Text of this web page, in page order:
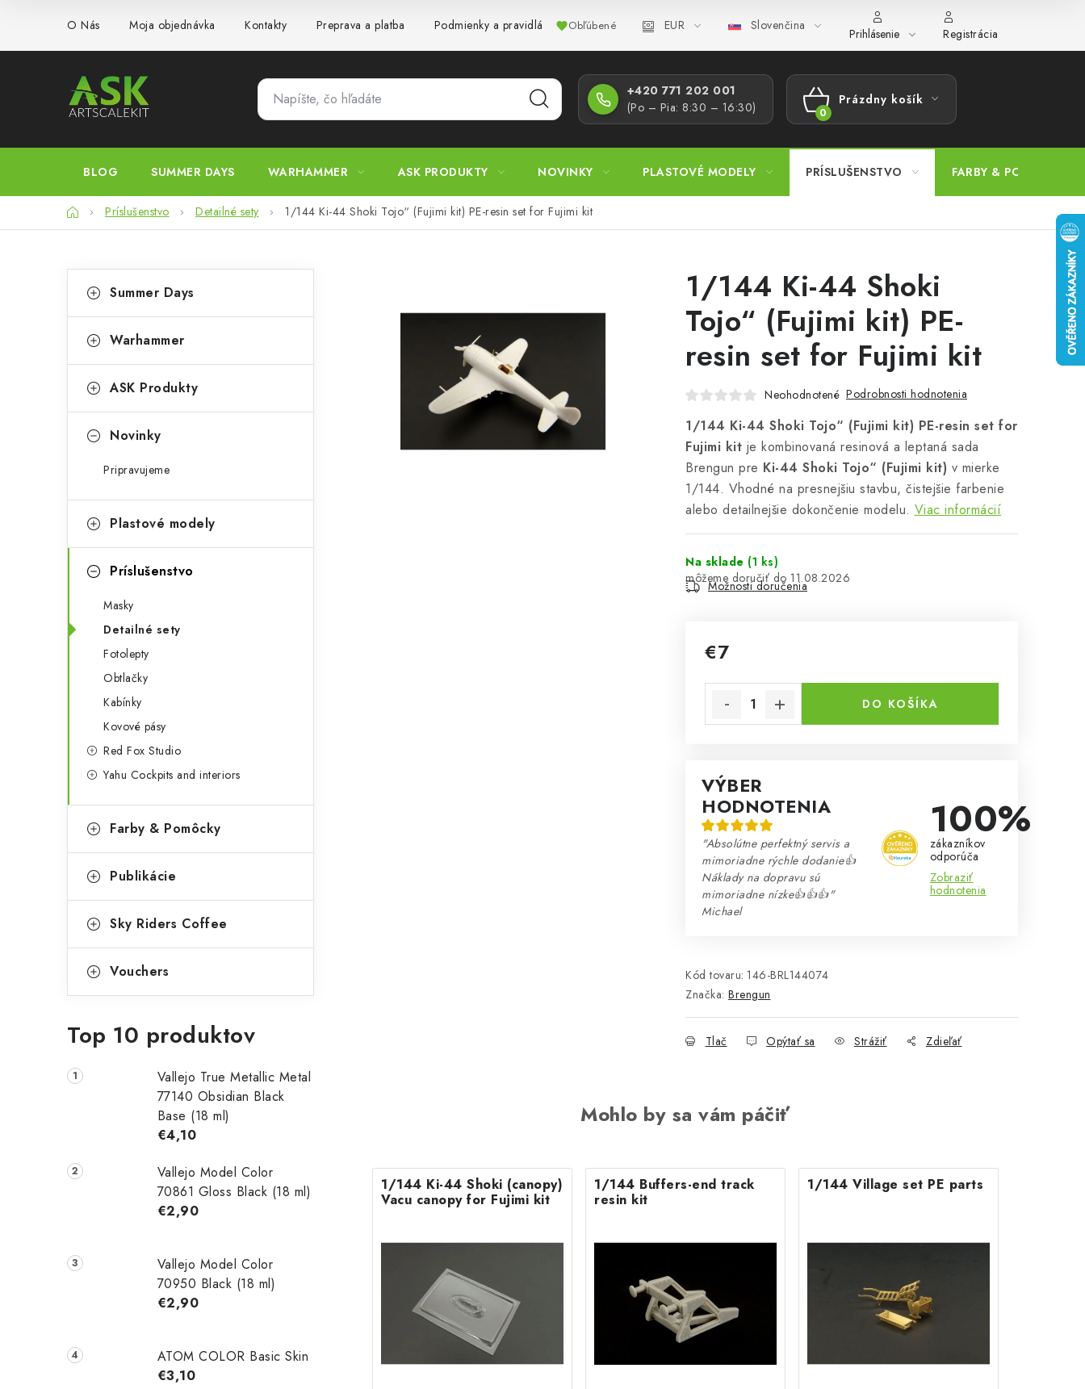
obsah
O Nás Moja objednávka Kontakty Preprava a platba Podmienky a pravidlá Zásady ochrany osobných údajov Postup pri podávaní sťažností Veľkoobchod
Obľúbené EUR Slovenčina
Prihlásenie Registrácia
+420 771 202 001​
(Po – Pia: 8:30 – 16:30)
NÁKUPNÝ
Prázdny košík
BLOG SUMMER DAYS WARHAMMER ASK PRODUKTY NOVINKY PLASTOVÉ MODELY PRÍSLUŠENSTVO FARBY & POMÔCKY
DomovPríslušenstvo Detailné sety 1/144 Ki-44 Shoki Tojo“ (Fujimi kit) PE-resin set for Fujimi kit
o
n
ý
n
l
kategórie
a
e
ó
e
Summer Days
Warhammer
ASK Produkty
Novinky
Pripravujeme
Plastové modely
Príslušenstvo
Masky
Detailné sety
Fotolepty
Obtlačky
Kabínky
Kovové pásy
Red Fox Studio
Yahu Cockpits and interiors
Farby & Pomôcky
Publikácie
Sky Riders Coffee
Vouchers
Top 10 produktov
Vallejo True Metallic Metal
77140 Obsidian Black
Base (18 ml)
€4,10
Vallejo Model Color
70861 Gloss Black (18 ml)
€2,90
Vallejo Model Color
70950 Black (18 ml)
€2,90
ATOM COLOR Basic Skin
€3,10
1/144 Ki-44 Shoki
Tojo“ (Fujimi kit) PE-
resin set for Fujimi kit
Neohodnotené Podrobnosti hodnotenia
1/144 Ki-44 Shoki Tojo“ (Fujimi kit) PE-resin set for
Fujimi kit je kombinovaná resinová a leptaná sada
Brengun pre Ki-44 Shoki Tojo“ (Fujimi kit) v mierke
1/144. Vhodné na presnejšiu stavbu, čistejšie farbenie
alebo detailnejšie dokončenie modelu. Viac informácií
Na sklade (1 ks)
11.08.2026
Možnosti doručenia
€7
DO KOŠÍKA
VÝBER
HODNOTENIA
"Absolútne perfektný servis a
mimoriadne rýchle dodanie👍
Náklady na dopravu sú
mimoriadne nízke👍👍👍"
Michael
100%
zákazníkov
odporúča
Zobraziť
hodnotenia
Kód tovaru: 146-BRL144074
Značka: Brengun
Tlač Opýtať sa Strážiť Zdieľať
Mohlo by sa vám páčiť
1/144 Ki-44 Shoki (canopy)
Vacu canopy for Fujimi kit
1/144 Buffers-end track
resin kit
1/144 Village set PE parts